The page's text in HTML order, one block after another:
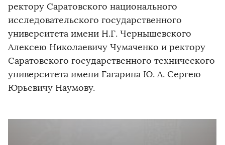
ректору Саратовского национального
исследовательского государственного
университета имени Н.Г. Чернышевского
Алексею Николаевичу Чумаченко и ректору
Саратовского государственного технического
университета имени Гагарина Ю. А. Сергею
Юрьевичу Наумову.